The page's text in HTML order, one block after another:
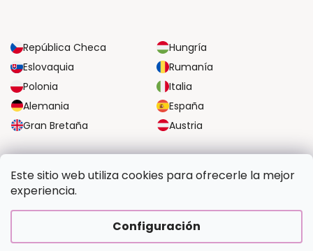
Este sitio web utiliza cookies para ofrecerle la mejor
experiencia.
Configuración
República Checa
Hungría
Eslovaquia
Rumanía
Polonia
Italia
Alemania
España
Gran Bretaña
Austria
OPCIONES SEGURAS DE PAGO